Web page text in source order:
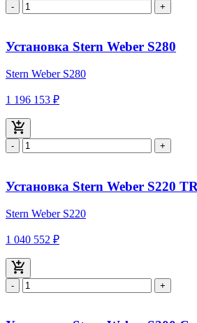
- +
Установка Stern Weber S280
Stern Weber S280
1 196 153 ₽
- +
Установка Stern Weber S220
Stern Weber S220
1 040 552 ₽
- +